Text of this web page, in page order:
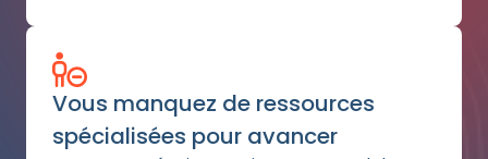
Vous manquez de ressources
spécialisées pour avancer